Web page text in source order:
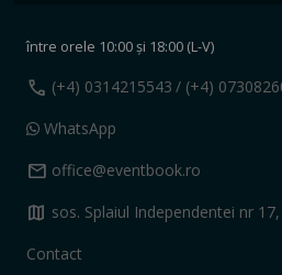
între orele 10:00 și 18:00 (L-V)
call (+4) 0314215543 / (+4)
WhatsApp
mail office@eventbook.ro
map sos. Splaiul Independentei nr
Contact